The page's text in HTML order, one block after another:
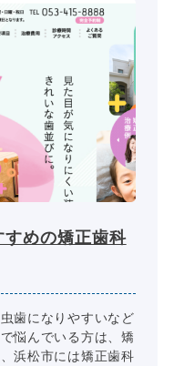
すめの矯正歯科
歯になりやすいなど
悩んでいる方は、矯
浜松市には矯正歯科